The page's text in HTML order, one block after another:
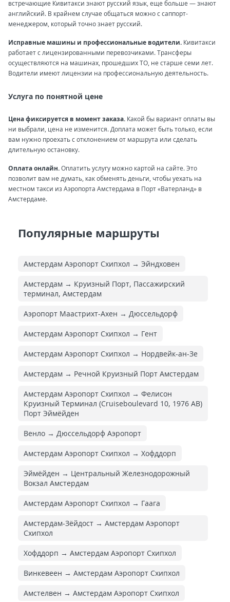
встречающие Кивитакси знают русский язык, еще больше — знают
английский. В крайнем случае общаться можно с саппорт-
менеджером, который точно знает русский.
Исправные машины и профессиональные водители. Кивитакси
работает с лицензированными перевозчиками. Трансферы
осуществляются на машинах, прошедших ТО, не старше семи лет.
Водители имеют лицензии на профессиональную деятельность.
Услуга по понятной цене
Цена фиксируется в момент заказа. Какой бы вариант оплаты вы
ни выбрали, цена не изменится. Доплата может быть только, если
вам нужно проехать с отклонением от маршрута или сделать
длительную остановку.
Оплата онлайн.Оплатить услугу можно картой на сайте. Это
позволит вам не думать, как обменять деньги, чтобы уехать на
местном такси из Аэропорта Амстердама в Порт «Ватерланд» в
Амстердаме.
Популярные маршруты
Амстердам Аэропорт Схипхол → Эйндховен
Амстердам → Круизный Порт, Пассажирский
терминал, Амстердам
Аэропорт Маастрихт-Ахен → Дюссельдорф
Амстердам Аэропорт Схипхол → Гент
Амстердам Аэропорт Схипхол → Нордвейк-ан-Зе
Амстердам → Речной Круизный Порт Амстердам
Амстердам Аэропорт Схипхол → Фелисон
Круизный Терминал (Cruiseboulevard 10, 1976 AB)
Порт Эймёйден
Венло → Дюссельдорф Аэропорт
Амстердам Аэропорт Схипхол → Хофддорп
Эймёйден → Центральный Железнодорожный
Вокзал Амстердам
Амстердам Аэропорт Схипхол → Гаага
Амстердам-Зёйдост → Амстердам Аэропорт
Схипхол
Хофддорп → Амстердам Аэропорт Схипхол
Винкевеен → Амстердам Аэропорт Схипхол
Амстелвен → Амстердам Аэропорт Схипхол